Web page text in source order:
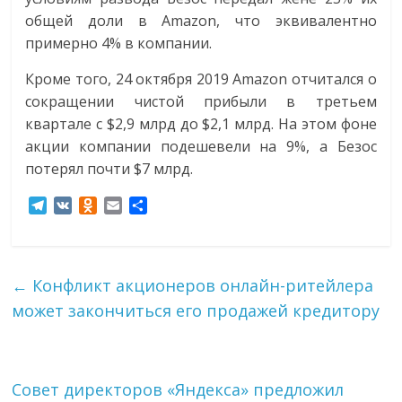
людей
эти
изменения
читателем.
общей доли в Amazon, что эквивалентно
примерно 4% в компании.
Кроме того, 24 октября 2019 Amazon отчитался о
сокращении чистой прибыли в третьем
квартале с $2,9 млрд до $2,1 млрд. На этом фоне
акции компании подешевели на 9%, а Безос
потерял почти $7 млрд.
T
r
a
O
l
a
i
в
и
← Конфликт акционеров онлайн-ритейлера
может закончиться его продажей кредитору
Совет директоров «Яндекса» предложил